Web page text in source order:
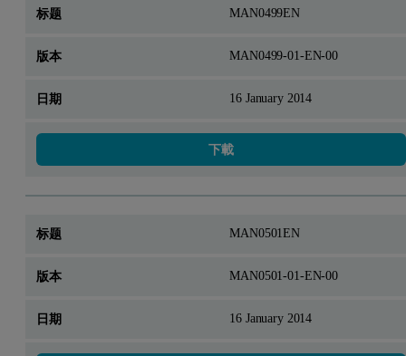
MAN0499EN
MAN0499-01-EN-00
16 January 2014
下載
MAN0501EN
MAN0501-01-EN-00
16 January 2014